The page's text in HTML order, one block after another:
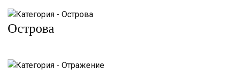
Острова